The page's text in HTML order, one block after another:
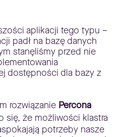
aplikacji tego typu –
padł na bazę danych
stanęliśmy przed nie
dostępności dla bazy z
rozwiązanie Percona
się, że możliwości klastra
potrzeby nasze